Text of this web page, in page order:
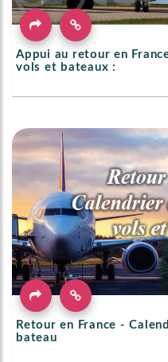
Appui au retour en
vols et bateaux :
Retour en France -
bateau